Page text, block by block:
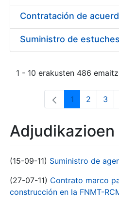
1 - 10 erakusten 486
Orrialdea
1 2 3
Adjudikazioen
(15-09-11) Suministro de
(27-07-11) Contrato marco
construcción en la FNMT-